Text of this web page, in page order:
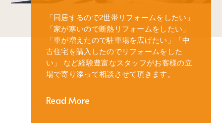
「同居するので2世帯リフォームをしたい」
「家が寒いので断熱リフォームをしたい」
「車が増えたので駐車場を広げたい」
「中
古住宅を購入したのでリフォームをした
い」
など経験豊富なスタッフがお客様の立
場で寄り添って相談させて頂きます。
Read More